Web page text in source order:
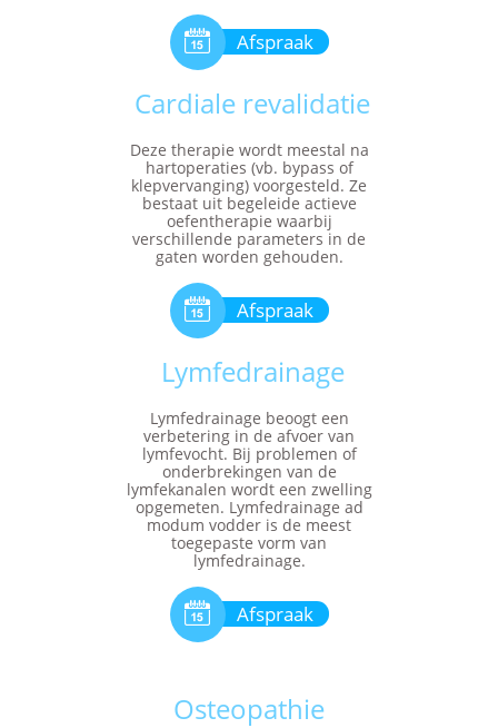
Afspraak

Cardiale revalidatie
Deze therapie wordt meestal na
hartoperaties (vb. bypass of
klepvervanging) voorgesteld. Ze
bestaat uit begeleide actieve
oefentherapie waarbij
verschillende parameters in de
gaten worden gehouden.
Afspraak

Lymfedrainage
Lymfedrainage beoogt een
verbetering in de afvoer van
lymfevocht. Bij problemen of
onderbrekingen van de
lymfekanalen wordt een zwelling
opgemeten. Lymfedrainage ad
modum vodder is de meest
toegepaste vorm van
lymfedrainage.
Afspraak

Osteopathie